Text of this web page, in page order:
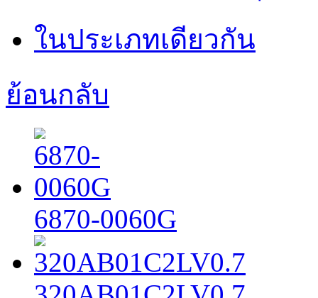
ในประเภทเดียวกัน
ย้อนกลับ
6870-0060G